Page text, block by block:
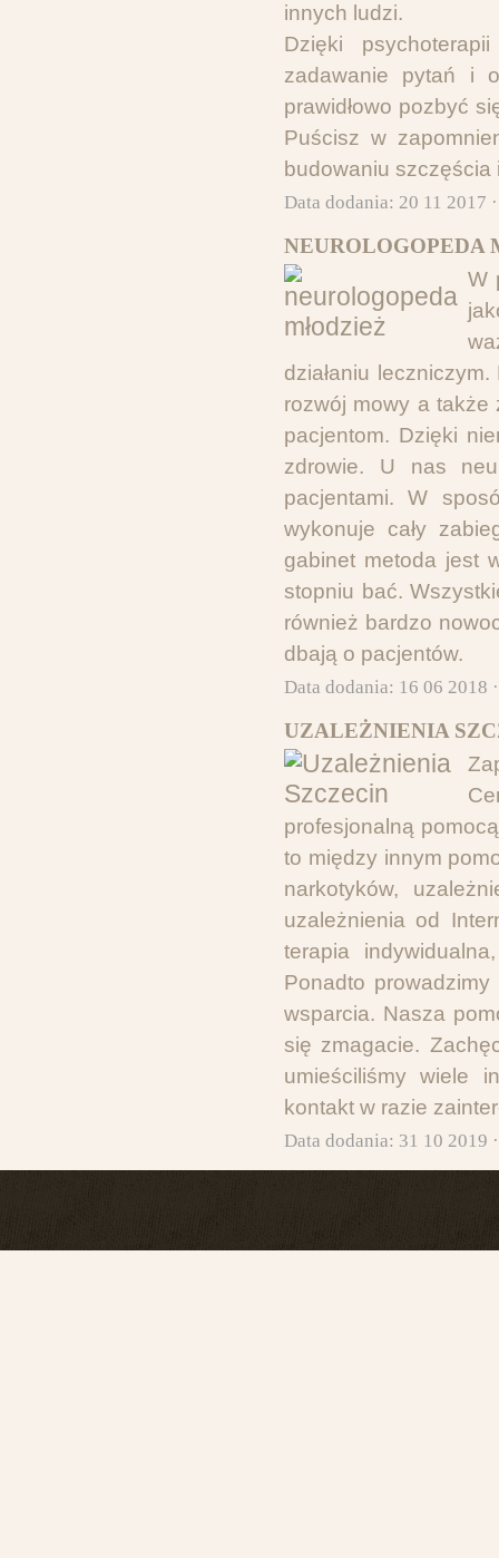
innych ludzi.
Dzięki
zadawanie pytań i
prawidłowo pozbyć
Puścisz w
budowaniu
Data dodania: 20 11 2017
NEUROLOGOPEDA
W
działaniu
rozwój mowy a także
pacjentom. Dzięki
zdrowie. U nas
pacjentami. W
wykonuje cały
gabinet metoda jest
stopniu bać.
również bardzo
dbają o pacjentów.
Data dodania: 16 06 2018
UZALEŻNIENIA
profesjonalną
to między innym
narkotyków,
uzależnienia od
terapia
Ponadto
wsparcia. Nasza
się zmagacie.
umieściliśmy wiele
kontakt w razie
Data dodania: 31 10 2019